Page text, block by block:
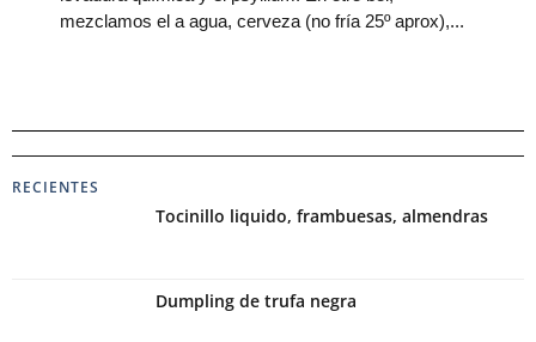
mezclamos el a agua, cerveza (no fría 25º aprox),
RECIENTES
Tocinillo liquido, frambuesas, almendras
Dumpling de trufa negra